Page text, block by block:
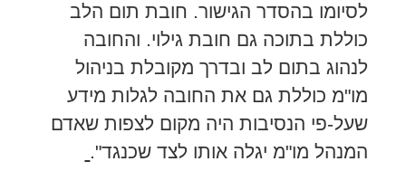
לסיומו בהסדר הגישור. חובת תום הלב
כוללת בתוכה גם חובת גילוי. והחובה
לנהוג בתום לב ובדרך מקובלת בניהול
מו"מ כוללת גם את החובה לגלות מידע
שעל-פי הנסיבות היה מקום לצפות שאדם
המנהל מו"מ יגלה אותו לצד שכנגד".